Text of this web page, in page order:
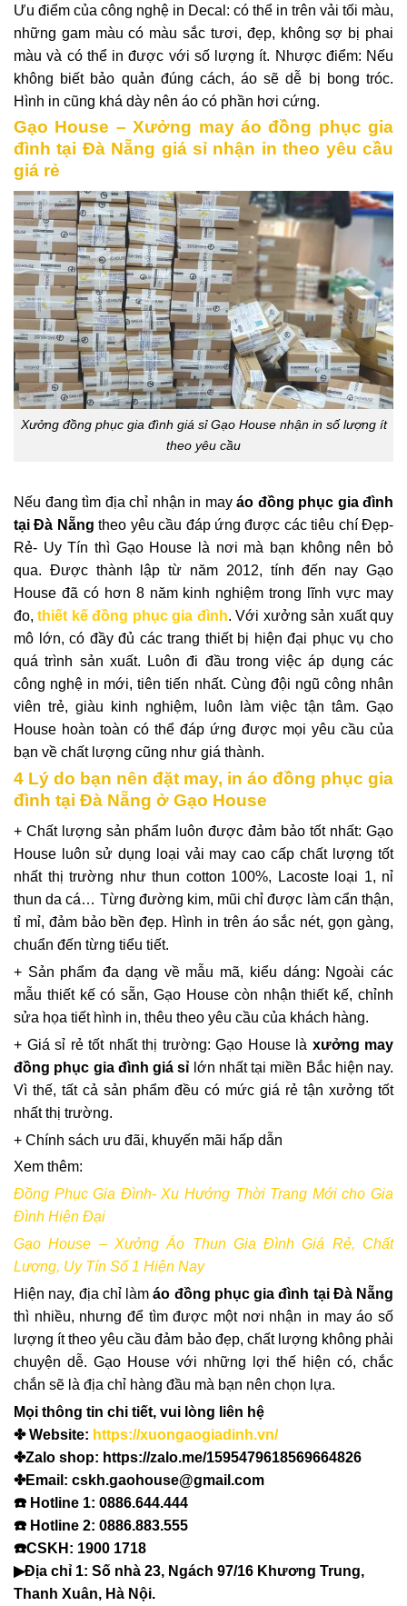
Ưu điểm của công nghệ in Decal: có thể in trên vải tối màu,
những gam màu có màu sắc tươi, đẹp, không sợ bị phai
màu và có thể in được với số lượng ít. Nhược điểm: Nếu
không biết bảo quản đúng cách, áo sẽ dễ bị bong tróc.
Hình in cũng khá dày nên áo có phần hơi cứng.
Gạo House – Xưởng may áo đồng phục gia
đình tại Đà Nẵng giá sỉ nhận in theo yêu cầu
giá rẻ
Xưởng đồng phục gia đình giá sỉ Gạo House nhận in số lượng ít
theo yêu cầu
Nếu đang tìm địa chỉ nhận in may áo đồng phục gia đình
tại Đà Nẵng theo yêu cầu đáp ứng được các tiêu chí Đẹp-
Rẻ- Uy Tín thì Gạo House là nơi mà bạn không nên bỏ
qua. Được thành lập từ năm 2012, tính đến nay Gạo
House đã có hơn 8 năm kinh nghiệm trong lĩnh vực may
đo,thiết kế đồng phục gia đình. Với xưởng sản xuất quy
mô lớn, có đầy đủ các trang thiết bị hiện đại phục vụ cho
quá trình sản xuất. Luôn đi đầu trong việc áp dụng các
công nghệ in mới, tiên tiến nhất. Cùng đội ngũ công nhân
viên trẻ, giàu kinh nghiệm, luôn làm việc tận tâm. Gạo
House hoàn toàn có thể đáp ứng được mọi yêu cầu của
bạn về chất lượng cũng như giá thành.
4 Lý do bạn nên đặt may, in áo đồng phục gia
đình tại Đà Nẵng ở Gạo House
+ Chất lượng sản phẩm luôn được đảm bảo tốt nhất: Gạo
House luôn sử dụng loại vải may cao cấp chất lượng tốt
nhất thị trường như thun cotton 100%, Lacoste loại 1, nỉ
thun da cá… Từng đường kim, mũi chỉ được làm cẩn thận,
tỉ mỉ, đảm bảo bền đẹp. Hình in trên áo sắc nét, gọn gàng,
chuẩn đến từng tiểu tiết.
+ Sản phẩm đa dạng về mẫu mã, kiểu dáng: Ngoài các
mẫu thiết kế có sẵn, Gạo House còn nhận thiết kế, chỉnh
sửa họa tiết hình in, thêu theo yêu cầu của khách hàng.
+ Giá sỉ rẻ tốt nhất thị trường: Gạo House là xưởng may
đồng phục gia đình giá sỉ lớn nhất tại miền Bắc hiện nay.
Vì thế, tất cả sản phẩm đều có mức giá rẻ tận xưởng tốt
nhất thị trường.
+ Chính sách ưu đãi, khuyến mãi hấp dẫn
Xem thêm:
Đồng Phục Gia Đình- Xu Hướng Thời Trang Mới cho Gia
Đình Hiện Đại
Gạo House – Xưởng Áo Thun Gia Đình Giá Rẻ, Chất
Lượng, Uy Tín Số 1 Hiện Nay
Hiện nay, địa chỉ làmáo đồng phục gia đình tại Đà Nẵng
thì nhiều, nhưng để tìm được một nơi nhận in may áo số
lượng ít theo yêu cầu đảm bảo đẹp, chất lượng không phải
chuyện dễ. Gạo House với những lợi thế hiện có, chắc
chắn sẽ là địa chỉ hàng đầu mà bạn nên chọn lựa.
Mọi thông tin chi tiết, vui lòng liên hệ
✤ Website: https://xuongaogiadinh.vn/
✤Zalo shop: https://zalo.me/1595479618569664826
✤Email: cskh.gaohouse@gmail.com
☎️ Hotline 1: 0886.644.444
☎️ Hotline 2: 0886.883.555
☎️CSKH: 1900 1718
▶Địa chỉ 1: Số nhà 23, Ngách 97/16 Khương Trung,
Thanh Xuân, Hà Nội.